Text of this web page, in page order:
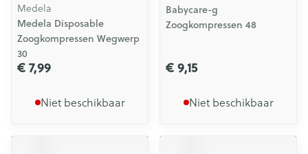
Medela
Medela Disposable
Zoogkompressen Wegwerp
30
€ 7,99
Niet beschikbaar
Babycare-g
Zoogkompressen 48
€ 9,15
Niet beschikbaar